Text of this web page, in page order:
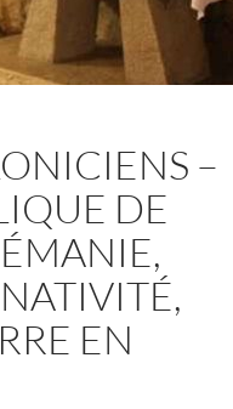
–
DE
EN